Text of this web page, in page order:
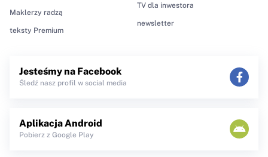
Maklerzy radzą
teksty Premium
TV dla inwestora
newsletter
Jesteśmy na Facebook
Śledź nasz profil w social media
Aplikacja Android
Pobierz z Google Play